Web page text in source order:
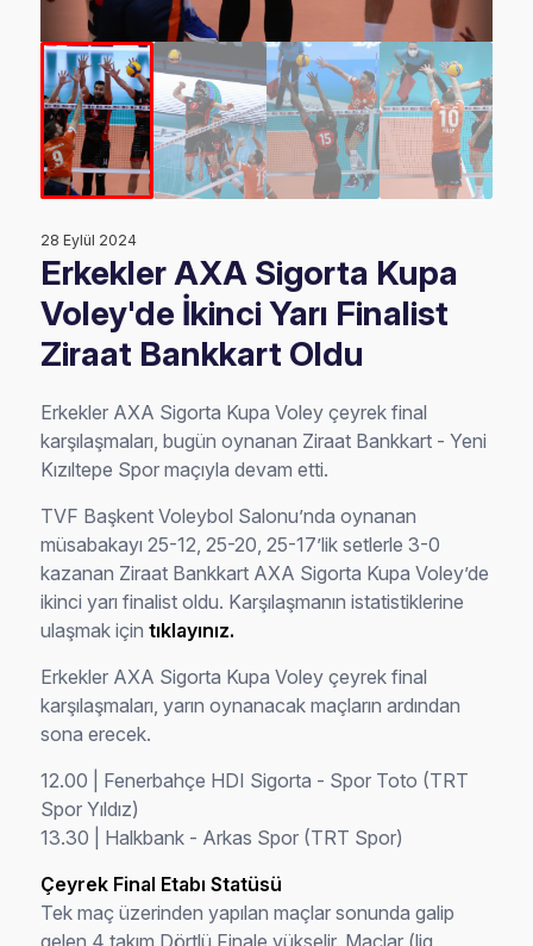
28 Eylül 2024
Erkekler AXA Sigorta Kupa
Voley'de İkinci Yarı Finalist
Ziraat Bankkart Oldu
Erkekler AXA Sigorta Kupa Voley çeyrek final
karşılaşmaları, bugün oynanan Ziraat Bankkart - Yeni
Kızıltepe Spor maçıyla devam etti.
TVF Başkent Voleybol Salonu’nda oynanan
müsabakayı 25-12, 25-20, 25-17’lik setlerle 3-0
kazanan Ziraat Bankkart AXA Sigorta Kupa Voley’de
ikinci yarı finalist oldu. Karşılaşmanın istatistiklerine
ulaşmak içintıklayınız.
Erkekler AXA Sigorta Kupa Voley çeyrek final
karşılaşmaları, yarın oynanacak maçların ardından
sona erecek.
12.00 | Fenerbahçe HDI Sigorta - Spor Toto (TRT
Spor Yıldız)
13.30 | Halkbank - Arkas Spor (TRT Spor)
Çeyrek Final Etabı Statüsü
Tek maç üzerinden yapılan maçlar sonunda galip
gelen 4 takım Dörtlü Finale yükselir. Maçlar (lig